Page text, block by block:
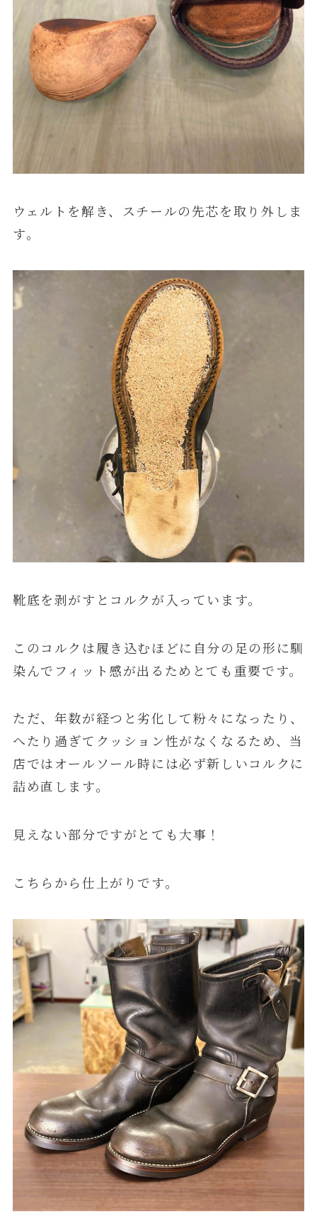
ウェルトを解き、スチールの先芯を取り外しま
す。
靴底を剥がすとコルクが入っています。
このコルクは履き込むほどに自分の足の形に馴
染んでフィット感が出るためとても重要です。
ただ、年数が経つと劣化して粉々になったり、
へたり過ぎてクッション性がなくなるため、当
店ではオールソール時には必ず新しいコルクに
詰め直します。
見えない部分ですがとても大事！
こちらから仕上がりです。